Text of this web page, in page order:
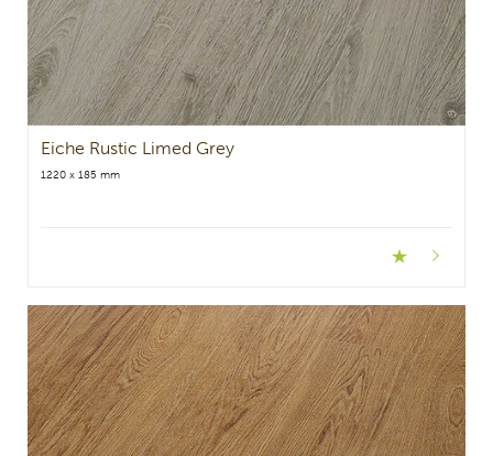
Eiche Rustic Limed Grey
1220 x 185 mm